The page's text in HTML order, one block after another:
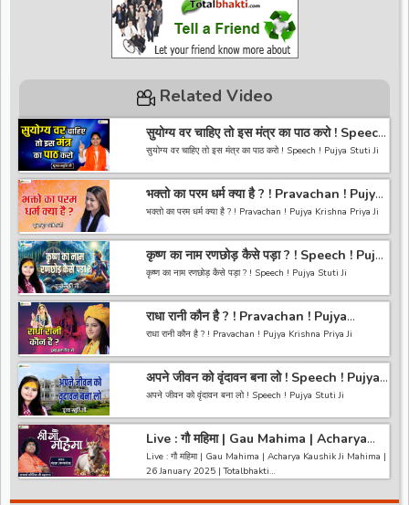
Related Video
सुयोग्य वर चाहिए तो इस मंत्र का पाठ करो ! Speech
! Pujya Stuti Ji
सुयोग्य वर चाहिए तो इस मंत्र का पाठ करो ! Speech ! Pujya Stuti Ji
*-----------------------------------------------------------------
------------------------------------------*
अगर आपको हमारी वीडियो अच्छी लगी तो हमारे चैनल को सब्सक्राइब करना
https://bit.ly/2HNBbHd
*-----------------------------------------------------------------
------------------------------------------
भक्तो का परम धर्म क्या है ? ! Pravachan ! Pujya
Krishna Priya Ji
भक्तो का परम धर्म क्या है ? ! Pravachan ! Pujya Krishna Priya Ji
------------------------------------------------------------------
----------------------------------------
अगर आपको हमारी वीडियो अच्छी लगी तो हमारे चैनल को सब्सक्राइब करना
https://bit.ly/2HNBbHd
------------------------------------------------------------------
-----------------------------------------
कृष्ण का नाम रणछोड़ कैसे पड़ा ? ! Speech ! Pujya
Stuti Ji
कृष्ण का नाम रणछोड़ कैसे पड़ा ? ! Speech ! Pujya Stuti Ji
*-----------------------------------------------------------------
------------------------------------------*
अगर आपको हमारी वीडियो अच्छी लगी तो हमारे चैनल को सब्सक्राइब करना
https://bit.ly/2HNBbHd
*-----------------------------------------------------------------
------------------------------------------*
राधा रानी कौन है ? ! Pravachan ! Pujya
Krishna Priya Ji
राधा रानी कौन है ? ! Pravachan ! Pujya Krishna Priya Ji
------------------------------------------------------------------
----------------------------------------
अगर आपको हमारी वीडियो अच्छी लगी तो हमारे चैनल को सब्सक्राइब करना
https://bit.ly/2HNBbHd
------------------------------------------------------------------
-----------------------------------------
Like *
अपने जीवन को वृंदावन बना लो ! Speech ! Pujya
Stuti Ji
अपने जीवन को वृंदावन बना लो ! Speech ! Pujya Stuti Ji
*-----------------------------------------------------------------
------------------------------------------*
अगर आपको हमारी वीडियो अच्छी लगी तो हमारे चैनल को सब्सक्राइब करना
ना भूले और वीडियो को लाइक करे कमेंट करे और शेयर करे.
https://bit.ly/2HNBbHd
*-----------------------------------------------------------------
Live : गौ महिमा | Gau Mahima | Acharya
Kaushik Ji Mahima | 26 January 2025 |
Totalbhakti
Live : गौ महिमा | Gau Mahima | Acharya Kaushik Ji Mahima |
26 January 2025 | Totalbhakti
------------------------------------------------------------------